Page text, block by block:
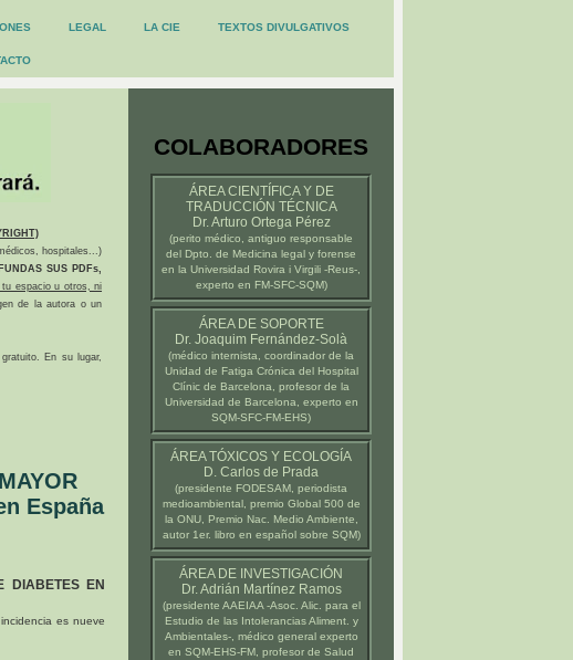
LEGAL LA CIE TEXTOS DIVULGATIVOS
hospitales...)
SUS PDFs,
espacio u otros, ni
de la autora o un
En su lugar,
España
DIABETES EN
es nueve
COLABORADORES
ÁREA CIENTÍFICA Y DE
TRADUCCIÓN TÉCNICA
Dr. Arturo Ortega Pérez
(perito médico , antiguo responsable
del Dpto. de Medicina legal y forense
en la Universidad Rovira i Virgili -Reus-
experto en FM-SFC-SQM)
ÁREA DE SOPORTE
Dr. Joaquim Fernández-Solà
(médico internista, coordinador de la
Unidad de Fatiga Crónica del Hospital
Clínic de Barcelona , profesor de la
Universidad de Barcelona , experto en
SQM-SFC-FM-EHS)
ÁREA TÓXICOS Y ECOLOGÍA
D. Carlos de Prada
(presidente FODESAM , periodista
medioambiental, premio Global 500 de
la ONU, Premio Nac. Medio Ambiente,
autor 1er. libro en español sobre SQM)
ÁREA DE INVESTIGACIÓN
Dr. Adrián Martínez Ramos
(presidente AAEIAA-Asoc. Alic. para el
Estudio de las Intolerancias Aliment. y
Ambientales-, médico general experto
en SQM-EHS-FM, profesor de Salud